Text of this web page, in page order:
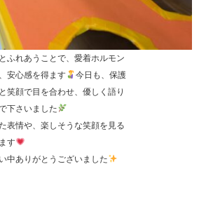
ふれあうことで、愛着ホルモン
安心感を得ます
今日も、保護
笑顔で目を合わせ、優しく語り
下さいました
表情や、楽しそうな笑顔を見る
す
中ありがとうございました